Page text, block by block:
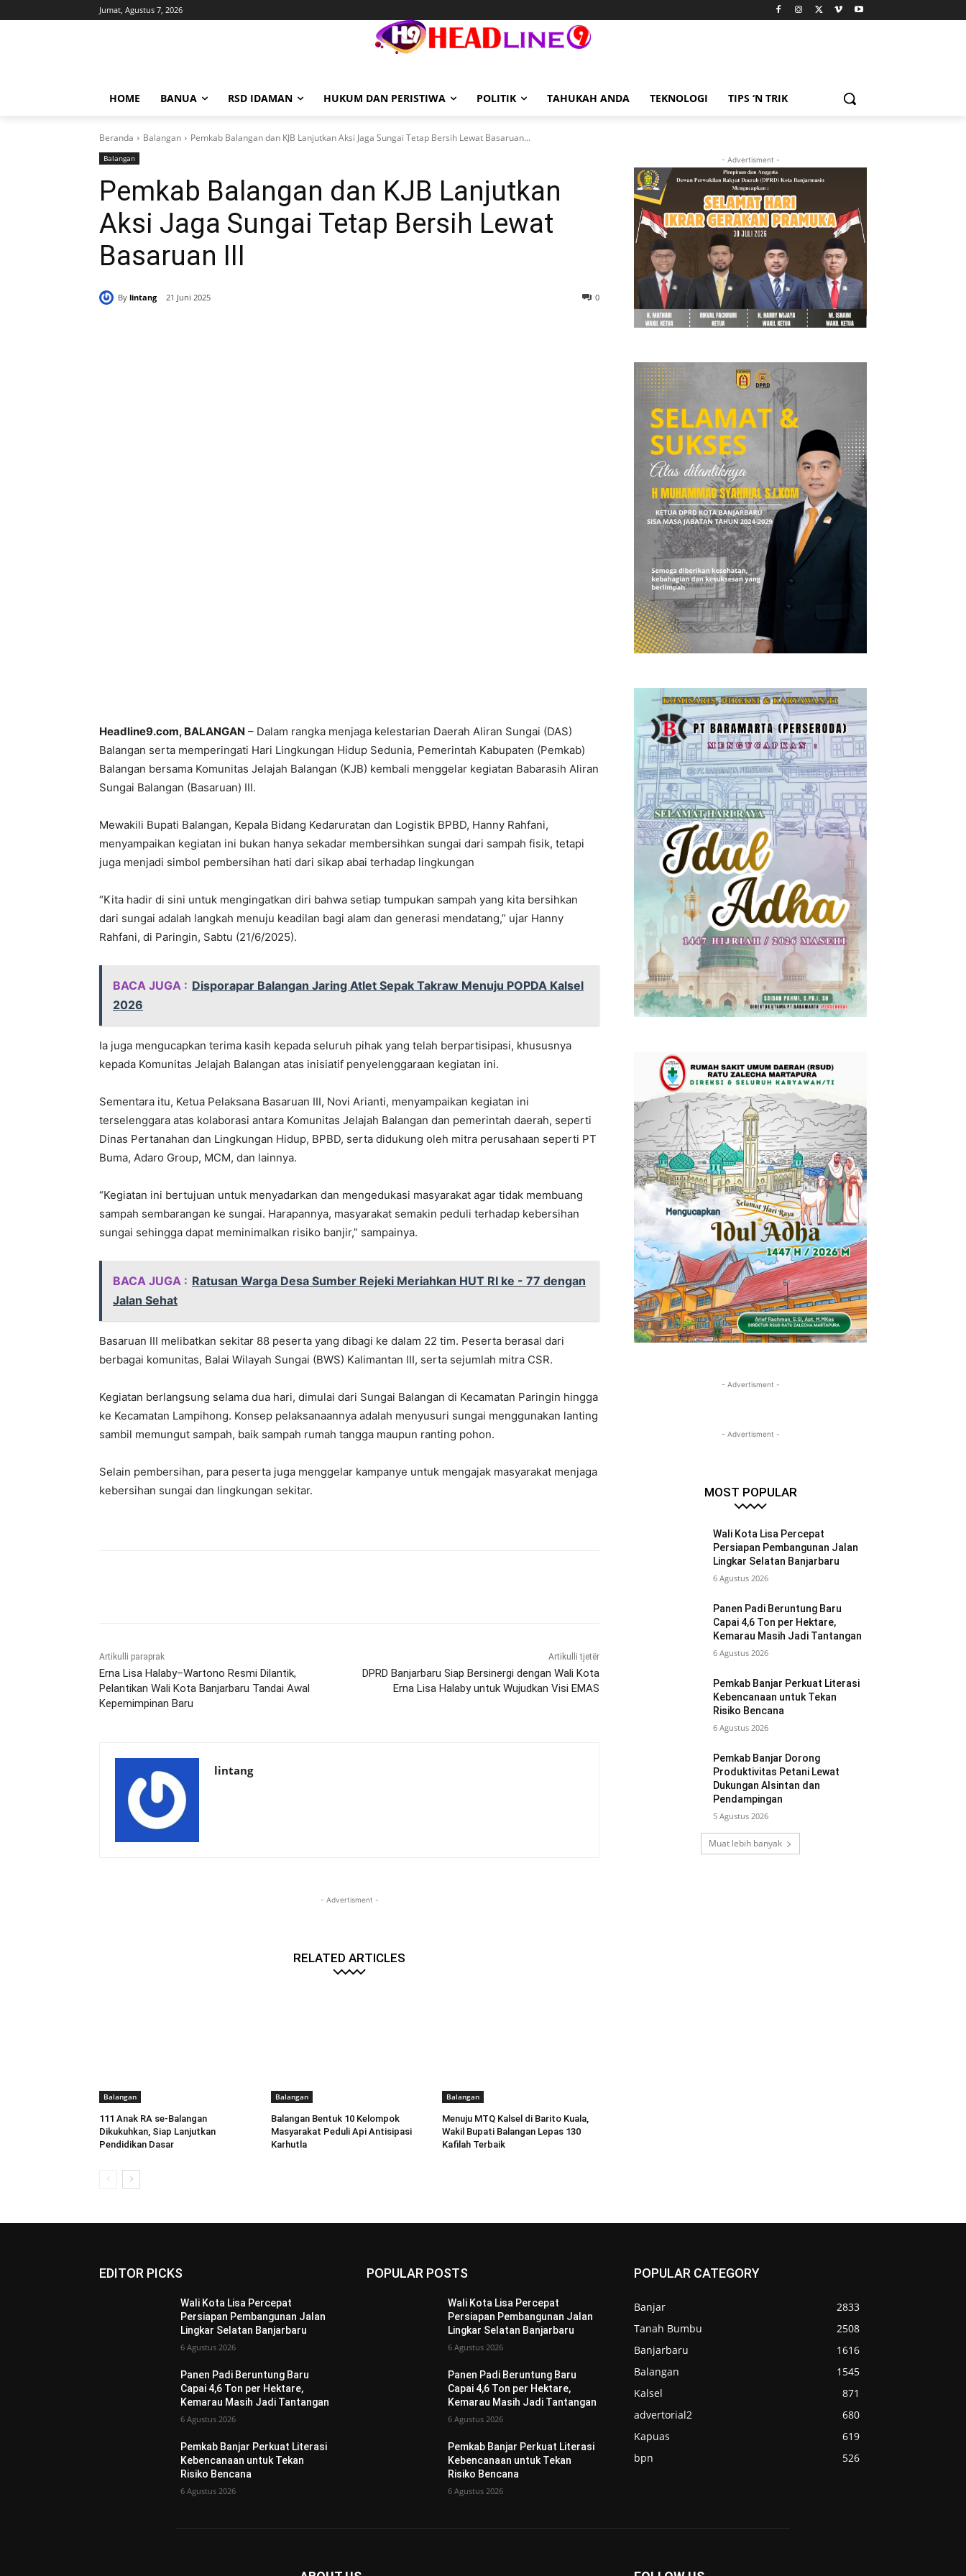
Jumat, Agustus 7, 2026
HOME BANUA RSD IDAMAN HUKUM DAN PERISTIWA POLITIK TAHUKAH ANDA TEKNOLOGI TIPS ‘N TRIK
Beranda Balangan Pemkab Balangan dan KJB Lanjutkan Aksi Jaga Sungai Tetap Bersih Lewat Basaruan...
Balangan
Pemkab Balangan dan KJB Lanjutkan
Aksi Jaga Sungai Tetap Bersih Lewat
Basaruan III
By lintang 21 Juni 2025 0
Headline9.com, BALANGAN – Dalam rangka menjaga kelestarian Daerah Aliran Sungai (DAS)
Balangan serta memperingati Hari Lingkungan Hidup Sedunia, Pemerintah Kabupaten (Pemkab)
Balangan bersama Komunitas Jelajah Balangan (KJB) kembali menggelar kegiatan Babarasih Aliran
Sungai Balangan (Basaruan) III.
Mewakili Bupati Balangan, Kepala Bidang Kedaruratan dan Logistik BPBD, Hanny Rahfani,
menyampaikan kegiatan ini bukan hanya sekadar membersihkan sungai dari sampah fisik, tetapi
juga menjadi simbol pembersihan hati dari sikap abai terhadap lingkungan
“Kita hadir di sini untuk mengingatkan diri bahwa setiap tumpukan sampah yang kita bersihkan
dari sungai adalah langkah menuju keadilan bagi alam dan generasi mendatang,” ujar Hanny
Rahfani, di Paringin, Sabtu (21/6/2025).
BACA JUGA : Disporapar Balangan Jaring Atlet Sepak Takraw Menuju POPDA Kalsel
2026
Ia juga mengucapkan terima kasih kepada seluruh pihak yang telah berpartisipasi, khususnya
kepada Komunitas Jelajah Balangan atas inisiatif penyelenggaraan kegiatan ini.
Sementara itu, Ketua Pelaksana Basaruan III, Novi Arianti, menyampaikan kegiatan ini
terselenggara atas kolaborasi antara Komunitas Jelajah Balangan dan pemerintah daerah, seperti
Dinas Pertanahan dan Lingkungan Hidup, BPBD, serta didukung oleh mitra perusahaan seperti PT
Buma, Adaro Group, MCM, dan lainnya.
“Kegiatan ini bertujuan untuk menyadarkan dan mengedukasi masyarakat agar tidak membuang
sampah sembarangan ke sungai. Harapannya, masyarakat semakin peduli terhadap kebersihan
sungai sehingga dapat meminimalkan risiko banjir,” sampainya.
BACA JUGA : Ratusan Warga Desa Sumber Rejeki Meriahkan HUT RI ke - 77 dengan
Jalan Sehat
Basaruan III melibatkan sekitar 88 peserta yang dibagi ke dalam 22 tim. Peserta berasal dari
berbagai komunitas, Balai Wilayah Sungai (BWS) Kalimantan III, serta sejumlah mitra CSR.
Kegiatan berlangsung selama dua hari, dimulai dari Sungai Balangan di Kecamatan Paringin hingga
ke Kecamatan Lampihong. Konsep pelaksanaannya adalah menyusuri sungai menggunakan lanting
sambil memungut sampah, baik sampah rumah tangga maupun ranting pohon.
Selain pembersihan, para peserta juga menggelar kampanye untuk mengajak masyarakat menjaga
kebersihan sungai dan lingkungan sekitar.
Artikulli paraprak
Erna Lisa Halaby–Wartono Resmi Dilantik,
Pelantikan Wali Kota Banjarbaru Tandai Awal
Kepemimpinan Baru
Artikulli tjetër
DPRD Banjarbaru Siap Bersinergi dengan Wali Kota
Erna Lisa Halaby untuk Wujudkan Visi EMAS
lintang
- Advertisment -
RELATED ARTICLES
Balangan
111 Anak RA se-Balangan
Dikukuhkan, Siap Lanjutkan
Pendidikan Dasar
Balangan
Balangan Bentuk 10 Kelompok
Masyarakat Peduli Api Antisipasi
Karhutla
Balangan
Menuju MTQ Kalsel di Barito Kuala,
Wakil Bupati Balangan Lepas 130
Kafilah Terbaik
- Advertisment -
- Advertisment -
- Advertisment -
MOST POPULAR
Wali Kota Lisa Percepat
Persiapan Pembangunan Jalan
Lingkar Selatan Banjarbaru
6 Agustus 2026
Panen Padi Beruntung Baru
Capai 4,6 Ton per Hektare,
Kemarau Masih Jadi Tantangan
6 Agustus 2026
Pemkab Banjar Perkuat Literasi
Kebencanaan untuk Tekan
Risiko Bencana
6 Agustus 2026
Pemkab Banjar Dorong
Produktivitas Petani Lewat
Dukungan Alsintan dan
Pendampingan
5 Agustus 2026
Muat lebih banyak
EDITOR PICKS
Wali Kota Lisa Percepat
Persiapan Pembangunan Jalan
Lingkar Selatan Banjarbaru
6 Agustus 2026
Panen Padi Beruntung Baru
Capai 4,6 Ton per Hektare,
Kemarau Masih Jadi Tantangan
6 Agustus 2026
Pemkab Banjar Perkuat Literasi
Kebencanaan untuk Tekan
Risiko Bencana
6 Agustus 2026
POPULAR POSTS
Wali Kota Lisa Percepat
Persiapan Pembangunan Jalan
Lingkar Selatan Banjarbaru
6 Agustus 2026
Panen Padi Beruntung Baru
Capai 4,6 Ton per Hektare,
Kemarau Masih Jadi Tantangan
6 Agustus 2026
Pemkab Banjar Perkuat Literasi
Kebencanaan untuk Tekan
Risiko Bencana
6 Agustus 2026
POPULAR CATEGORY
Banjar
2833
Tanah Bumbu
2508
Banjarbaru
1616
Balangan
1545
Kalsel
871
advertorial2
680
Kapuas
619
bpn
526